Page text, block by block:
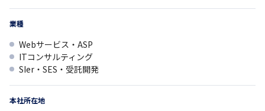
業種
Webサービス・ASP
ITコンサルティング
SIer・SES・受託開発
本社所在地